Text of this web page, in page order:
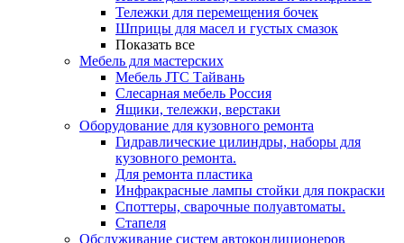
Тележки для перемещения бочек
Шприцы для масел и густых смазок
Показать все
Мебель для мастерских
Мебель JTC Тайвань
Слесарная мебель Россия
Ящики, тележки, верстаки
Оборудование для кузовного ремонта
Гидравлические цилиндры, наборы для
кузовного ремонта.
Для ремонта пластика
Инфракрасные лампы стойки для покраски
Споттеры, сварочные полуавтоматы.
Стапеля
Обслуживание систем автокондиционеров